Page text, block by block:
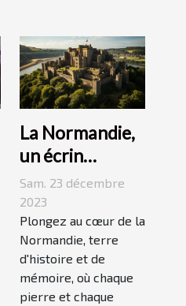
La Normandie,
un écrin
historique pour
des
événements
mémorables
Sam. 23 décembre
2023
Plongez au cœur de la
Normandie, terre
d'histoire et de
mémoire, où chaque
pierre et chaque